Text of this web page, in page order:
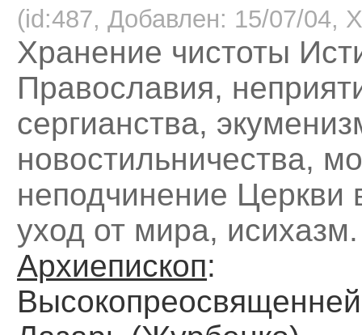
(id:487, Добавлен: 15/07/04,
Хранение чистоты
Православия,
сергианства,
новостильничества,
неподчинение Церкви
уход от мира, исихазм.
Архиепископ: